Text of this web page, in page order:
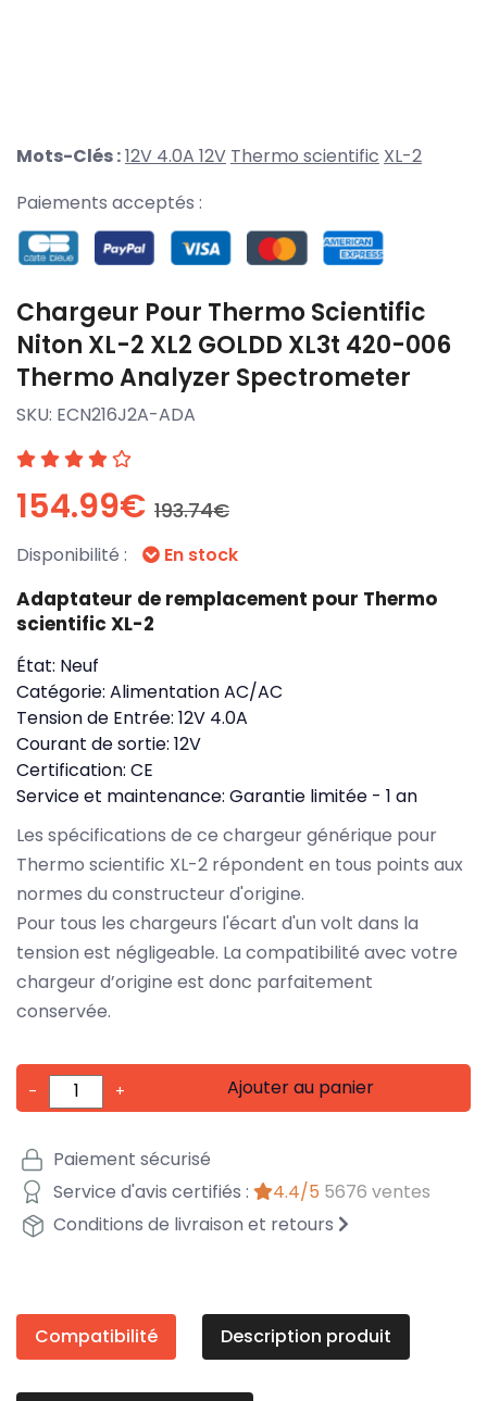
Mots-Clés :12V 4.0A 12V Thermo scientific XL-2
Paiements acceptés :
Chargeur Pour Thermo Scientific
Niton XL-2 XL2 GOLDD XL3t 420-006
Thermo Analyzer Spectrometer
SKU: ECN216J2A-ADA
154.99€ 193.74€
Disponibilité : En stock
Adaptateur de remplacement pour Thermo
scientific XL-2
État: Neuf
Catégorie: Alimentation AC/AC
Tension de Entrée: 12V 4.0A
Courant de sortie: 12V
Certification: CE
Service et maintenance: Garantie limitée - 1 an
Les spécifications de ce chargeur générique pour
Thermo scientific XL-2 répondent en tous points aux
normes du constructeur d'origine.
Pour tous les chargeurs l'écart d'un volt dans la
tension est négligeable. La compatibilité avec votre
chargeur d’origine est donc parfaitement
conservée.
- + Ajouter au panier
Paiement sécurisé
Service d'avis certifiés :
4.4/5 5676 ventes
Conditions de livraison et retours
Compatibilité Description produit